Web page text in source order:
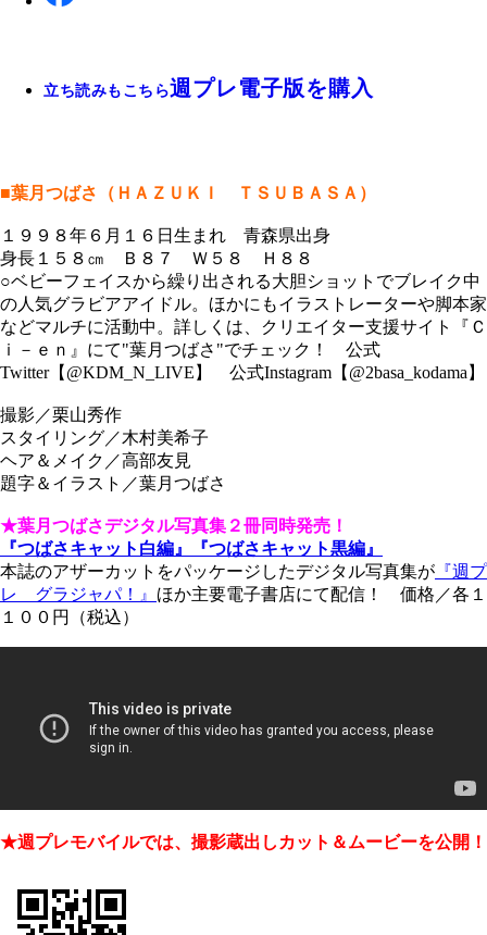
立ち読みもこちら週プレ電子版を購入
■葉月つばさ（ＨＡＺＵＫＩ ＴＳＵＢＡＳＡ）
１９９８年６月１６日生まれ 青森県出身
身長１５８㎝ Ｂ８７ Ｗ５８ Ｈ８８
○ベビーフェイスから繰り出される大胆ショットでブレイク中
の人気グラビアアイドル。ほかにもイラストレーターや脚本家
などマルチに活動中。詳しくは、クリエイター支援サイト『Ｃ
ｉ－ｅｎ』にて"葉月つばさ"でチェック！ 公式
Twitter【@KDM_N_LIVE】 公式Instagram【@2basa_kodama】
撮影／栗山秀作
スタイリング／木村美希子
ヘア＆メイク／高部友見
題字＆イラスト／葉月つばさ
★葉月つばさデジタル写真集２冊同時発売！
『つばさキャット白編』『つばさキャット黒編』
本誌のアザーカットをパッケージしたデジタル写真集が 『週プ
レ グラジャパ！』 ほか主要電子書店にて配信！ 価格／各１
１００円（税込）
★週プレモバイルでは、撮影蔵出しカット＆ムービーを公開！